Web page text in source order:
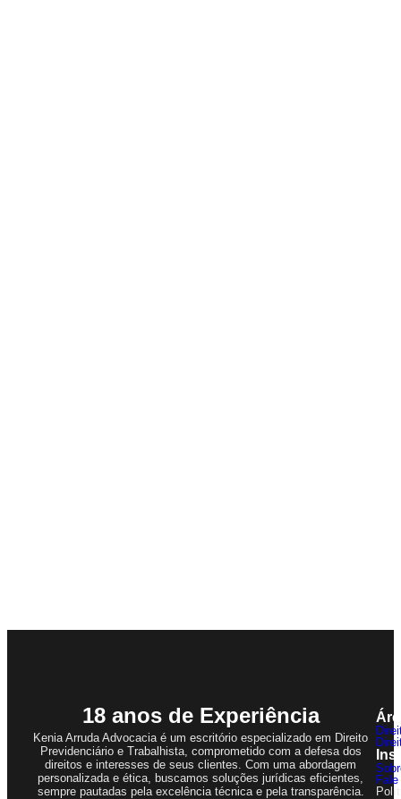
18 anos de Experiência
Kenia Arruda Advocacia é um escritório especializado em Direito
Previdenciário e Trabalhista, comprometido com a defesa dos
direitos e interesses de seus clientes. Com uma abordagem
personalizada e ética, buscamos soluções jurídicas eficientes,
sempre pautadas pela excelência técnica e pela transparência.